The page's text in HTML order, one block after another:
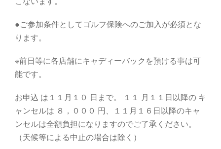
●ご参加条件としてゴルフ保険へのご加入が必須とな
ります。
※前日等に各店舗にキャディーバックを預ける事は可
能です。
お申込 は１１月１０ 日まで。 １１ 月１１日以降の キ
ャンセルは ８，０００ 円、１１月１６日以降のキャ
ンセルは全額負担になりますのでご了承ください。
（天候等による中止の場合は除く）